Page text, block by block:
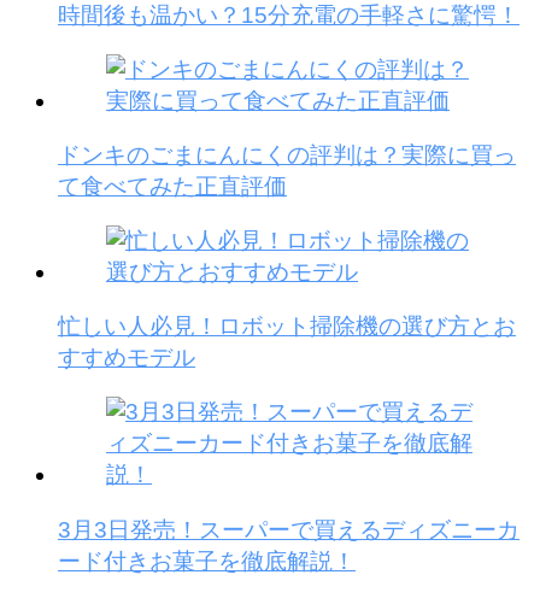
時間後も温かい？15分充電の手軽さに驚愕！
ドンキのごまにんにくの評判は？実際に買っ
て食べてみた正直評価
忙しい人必見！ロボット掃除機の選び方とお
すすめモデル
3月3日発売！スーパーで買えるディズニーカ
ード付きお菓子を徹底解説！